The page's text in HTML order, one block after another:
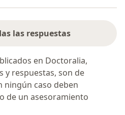
las respuestas
en Doctoralia,
y respuestas, son de
ningún caso deben
de un asesoramiento